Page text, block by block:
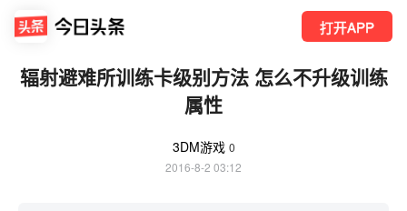
打开APP
辐射避难所训练卡级别方法 怎么不升级训练
属性
3DM游戏 0
2016-8-2 03:12